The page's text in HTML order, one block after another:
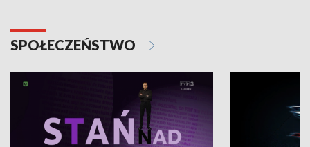
SPOŁECZEŃSTWO